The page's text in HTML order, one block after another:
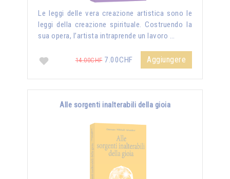
Le leggi delle vera creazione artistica sono le
leggi della creazione spirituale. Costruendo la
sua opera, l’artista intraprende un lavoro …
14.00CHF7.00CHF Aggiungere
Alle sorgenti inalterabili della gioia